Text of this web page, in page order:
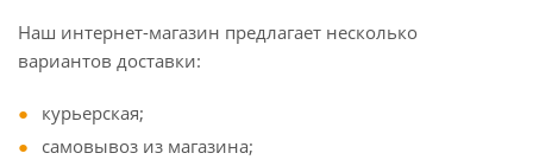
Наш интернет-магазин предлагает несколько
вариантов доставки:
курьерская;
самовывоз из магазина;